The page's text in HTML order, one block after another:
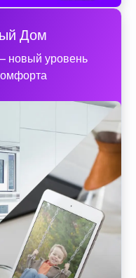
Дом
новый уровень